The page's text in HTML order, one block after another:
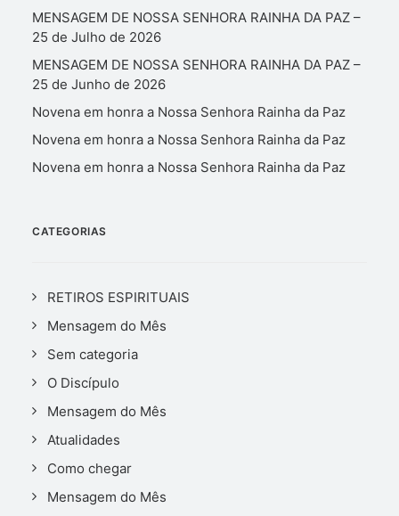
MENSAGEM DE NOSSA SENHORA RAINHA DA PAZ –
25 de Julho de 2026
MENSAGEM DE NOSSA SENHORA RAINHA DA PAZ –
25 de Junho de 2026
Novena em honra a Nossa Senhora Rainha da Paz
Novena em honra a Nossa Senhora Rainha da Paz
Novena em honra a Nossa Senhora Rainha da Paz
CATEGORIAS
RETIROS ESPIRITUAIS
Mensagem do Mês
Sem categoria
O Discípulo
Mensagem do Mês
Atualidades
Como chegar
Mensagem do Mês